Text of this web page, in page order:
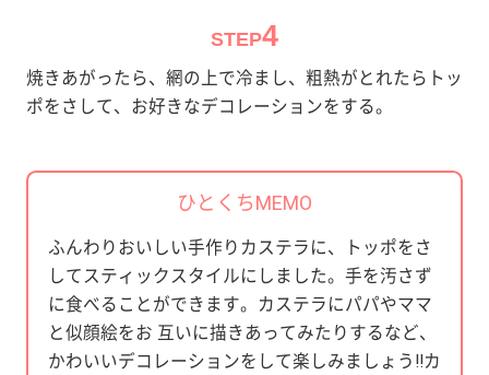
STEP4
焼きあがったら、網の上で冷まし、粗熱がとれたらトッ
ポをさして、お好きなデコレーションをする。
ひとくちMEMO
ふんわりおいしい手作りカステラに、トッポをさ
してスティックスタイルにしました。手を汚さず
に食べることができます。カステラにパパやママ
と似顔絵をお 互いに描きあってみたりするなど、
かわいいデコレーションをして楽しみましょう!!カ